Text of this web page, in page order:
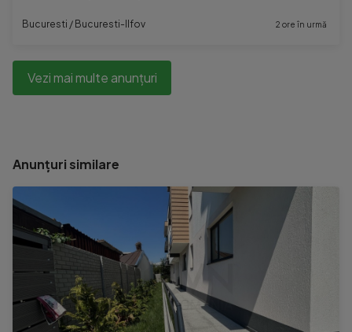
Bucuresti / Bucuresti-Ilfov 2 ore în urmă
Vezi mai multe anunțuri
Anunțuri similare